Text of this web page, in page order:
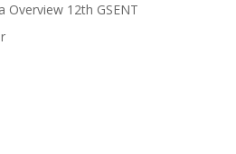
Overview 12th GSENT